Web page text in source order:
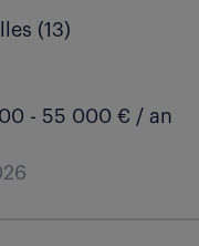
(13)
- 55 000 € / an